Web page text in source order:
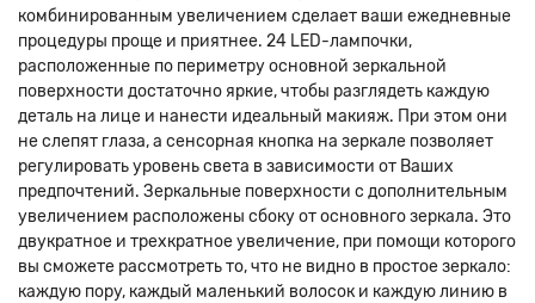
комбинированным увеличением сделает ваши ежедневные
процедуры проще и приятнее. 24 LED-лампочки,
расположенные по периметру основной зеркальной
поверхности достаточно яркие, чтобы разглядеть каждую
деталь на лице и нанести идеальный макияж. При этом они
не слепят глаза, а сенсорная кнопка на зеркале позволяет
регулировать уровень света в зависимости от Ваших
предпочтений. Зеркальные поверхности с дополнительным
увеличением расположены сбоку от основного зеркала. Это
двукратное и трехкратное увеличение, при помощи которого
вы сможете рассмотреть то, что не видно в простое зеркало:
каждую пору, каждый маленький волосок и каждую линию в